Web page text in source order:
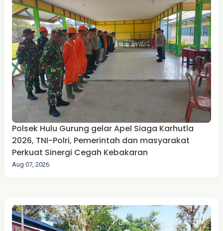
Polsek Hulu Gurung gelar Apel Siaga Karhutla
2026, TNI-Polri, Pemerintah dan masyarakat
Perkuat Sinergi Cegah Kebakaran
Aug 07, 2026